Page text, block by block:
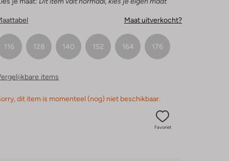
Maat uitverkocht?
116 128 140 152 164 176
items
dit item is momenteel (nog) niet beschikbaar.
Favoriet